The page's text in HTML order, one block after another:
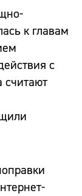
к главам
с
считают